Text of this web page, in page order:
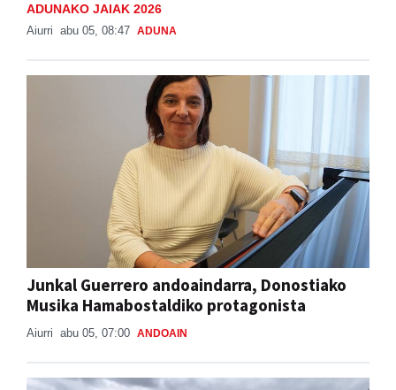
ADUNAKO JAIAK 2026
Aiurri abu 05, 08:47 ADUNA
Junkal Guerrero andoaindarra, Donostiako
Musika Hamabostaldiko protagonista
Aiurri abu 05, 07:00 ANDOAIN